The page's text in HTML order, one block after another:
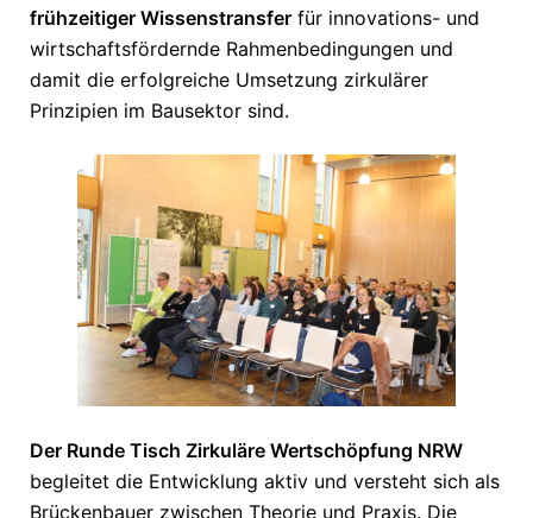
frühzeitiger Wissenstransfer für innovations- und
wirtschaftsfördernde Rahmenbedingungen und
damit die erfolgreiche Umsetzung zirkulärer
Prinzipien im Bausektor sind.
Der Runde Tisch Zirkuläre Wertschöpfung NRW
begleitet die Entwicklung aktiv und versteht sich als
Brückenbauer zwischen Theorie und Praxis. Die